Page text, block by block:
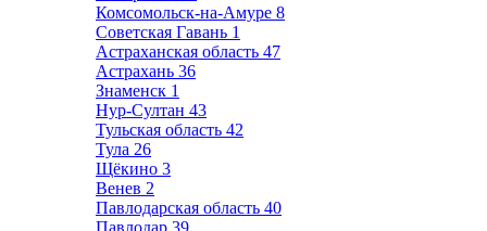
Комсомольск-на-Амуре 8
Советская Гавань 1
Астраханская область 47
Астрахань 36
Знаменск 1
Нур-Султан 43
Тульская область 42
Тула 26
Щёкино 3
Венев 2
Павлодарская область 40
Павлодар 39